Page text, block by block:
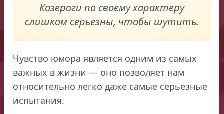
Козероги по своему характеру
слишком серьезны, чтобы шутить.
Чувство юмора является одним из самых
важных в жизни — оно позволяет нам
относительно легко даже самые серьезные
испытания.